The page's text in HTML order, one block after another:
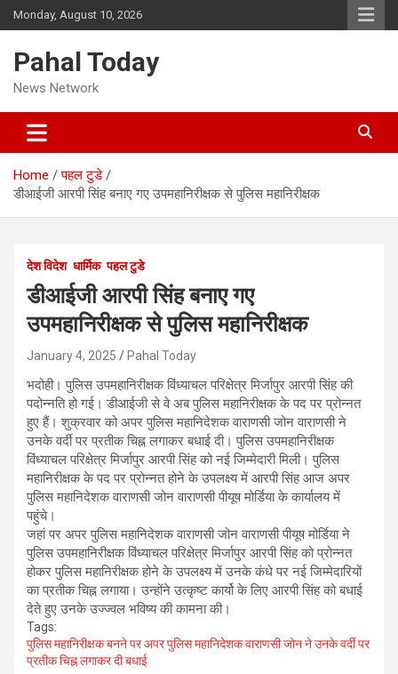
Skip
to
Monday, August 10, 2026
Pahal Today
News Network
Home
पहल टुडे
डीआईजी आरपी सिंह बनाए गए उपमहानिरीक्षक से पुलिस महानिरीक्षक
देश विदेश धार्मिक पहल टुडे
डीआईजी आरपी सिंह बनाए गए
उपमहानिरीक्षक से पुलिस महानिरीक्षक
January 4, 2025 Pahal Today
भदोही। पुलिस उपमहानिरीक्षक विंध्याचल परिक्षेत्र मिर्जापुर आरपी सिंह की
पदोन्नति हो गई।‌ डीआईजी से वे अब पुलिस महानिरीक्षक के पद पर प्रोन्नत
हुए हैं। शुक्रवार को अपर पुलिस महानिदेशक वाराणसी जोन वाराणसी ने
उनके वर्दी पर प्रतीक चिह्न लगाकर बधाई दी। पुलिस उपमहानिरीक्षक
विंध्याचल परिक्षेत्र मिर्जापुर आरपी सिंह को नई जिम्मेदारी मिली। पुलिस
महानिरीक्षक के पद पर प्रोन्नत होने के उपलक्ष्य में आरपी सिंह आज अपर
पुलिस महानिदेशक वाराणसी जोन वाराणसी पीयूष मोर्डिया के कार्यालय में
पहुंचे।
जहां पर अपर पुलिस महानिदेशक वाराणसी जोन वाराणसी पीयूष मोर्डिया ने
पुलिस उपमहानिरीक्षक विंध्याचल परिक्षेत्र मिर्जापुर आरपी सिंह को प्रोन्नत
होकर पुलिस महानिरीक्षक होने के उपलक्ष्य में उनके कंधे पर नई जिम्मेदारियों
का प्रतीक चिह्न लगाया। उन्होंने उत्कृष्ट कार्यो के लिए आरपी सिंह को बधाई
देते हुए उनके उज्ज्वल भविष्य की कामना की।
Tags:
पुलिस महानिरीक्षक बनने पर अपर पुलिस महानिदेशक वाराणसी जोन ने उनके वर्दी पर
प्रतीक चिह्न लगाकर दी बधाई